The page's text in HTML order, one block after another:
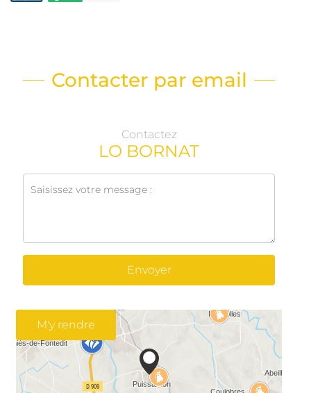
Contacter par email
Contactez
LO BORNAT
Envoyer
M'y rendre